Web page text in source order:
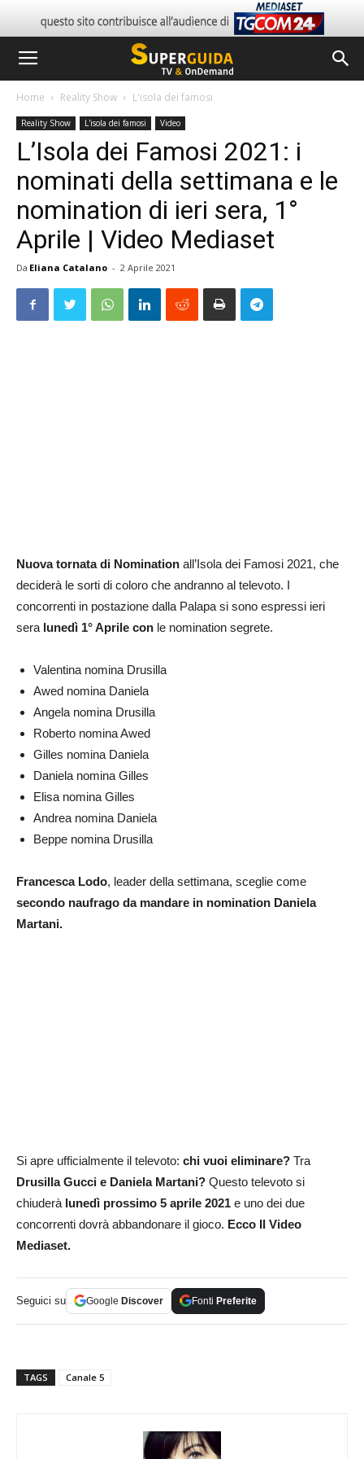
Home Reality Show L'isola dei famosi
Reality Show L'isola dei famosi Video
L’Isola dei Famosi 2021: i
nominati della settimana e le
nomination di ieri sera, 1°
Aprile | Video Mediaset
Da Eliana Catalano - 2 Aprile 2021
Nuova tornata di Nomination all’Isola dei Famosi 2021, che
deciderà le sorti di coloro che andranno al televoto. I
concorrenti in postazione dalla Palapa si sono espressi ieri
sera lunedì 1° Aprile con le nomination segrete.
Valentina nomina Drusilla
Awed nomina Daniela
Angela nomina Drusilla
Roberto nomina Awed
Gilles nomina Daniela
Daniela nomina Gilles
Elisa nomina Gilles
Andrea nomina Daniela
Beppe nomina Drusilla
Francesca Lodo, leader della settimana, sceglie come
secondo naufrago da mandare in nomination Daniela
Martani.
Si apre ufficialmente il televoto: chi vuoi eliminare? Tra
Drusilla Gucci e Daniela Martani? Questo televoto si
chiuderà lunedì prossimo 5 aprile 2021 e uno dei due
concorrenti dovrà abbandonare il gioco. Ecco Il Video
Mediaset.
Seguici su Google Discover Fonti Preferite
TAGS Canale 5